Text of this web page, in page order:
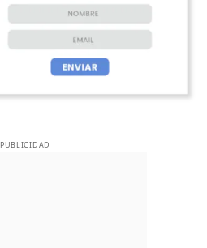
PUBLICIDAD